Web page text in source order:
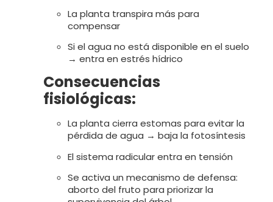
La planta transpira más para
compensar
Si el agua no está disponible en el suelo
→ entra en estrés hídrico
Consecuencias
fisiológicas:
La planta cierra estomas para evitar la
pérdida de agua → baja la fotosíntesis
El sistema radicular entra en tensión
Se activa un mecanismo de defensa:
aborto del fruto para priorizar la